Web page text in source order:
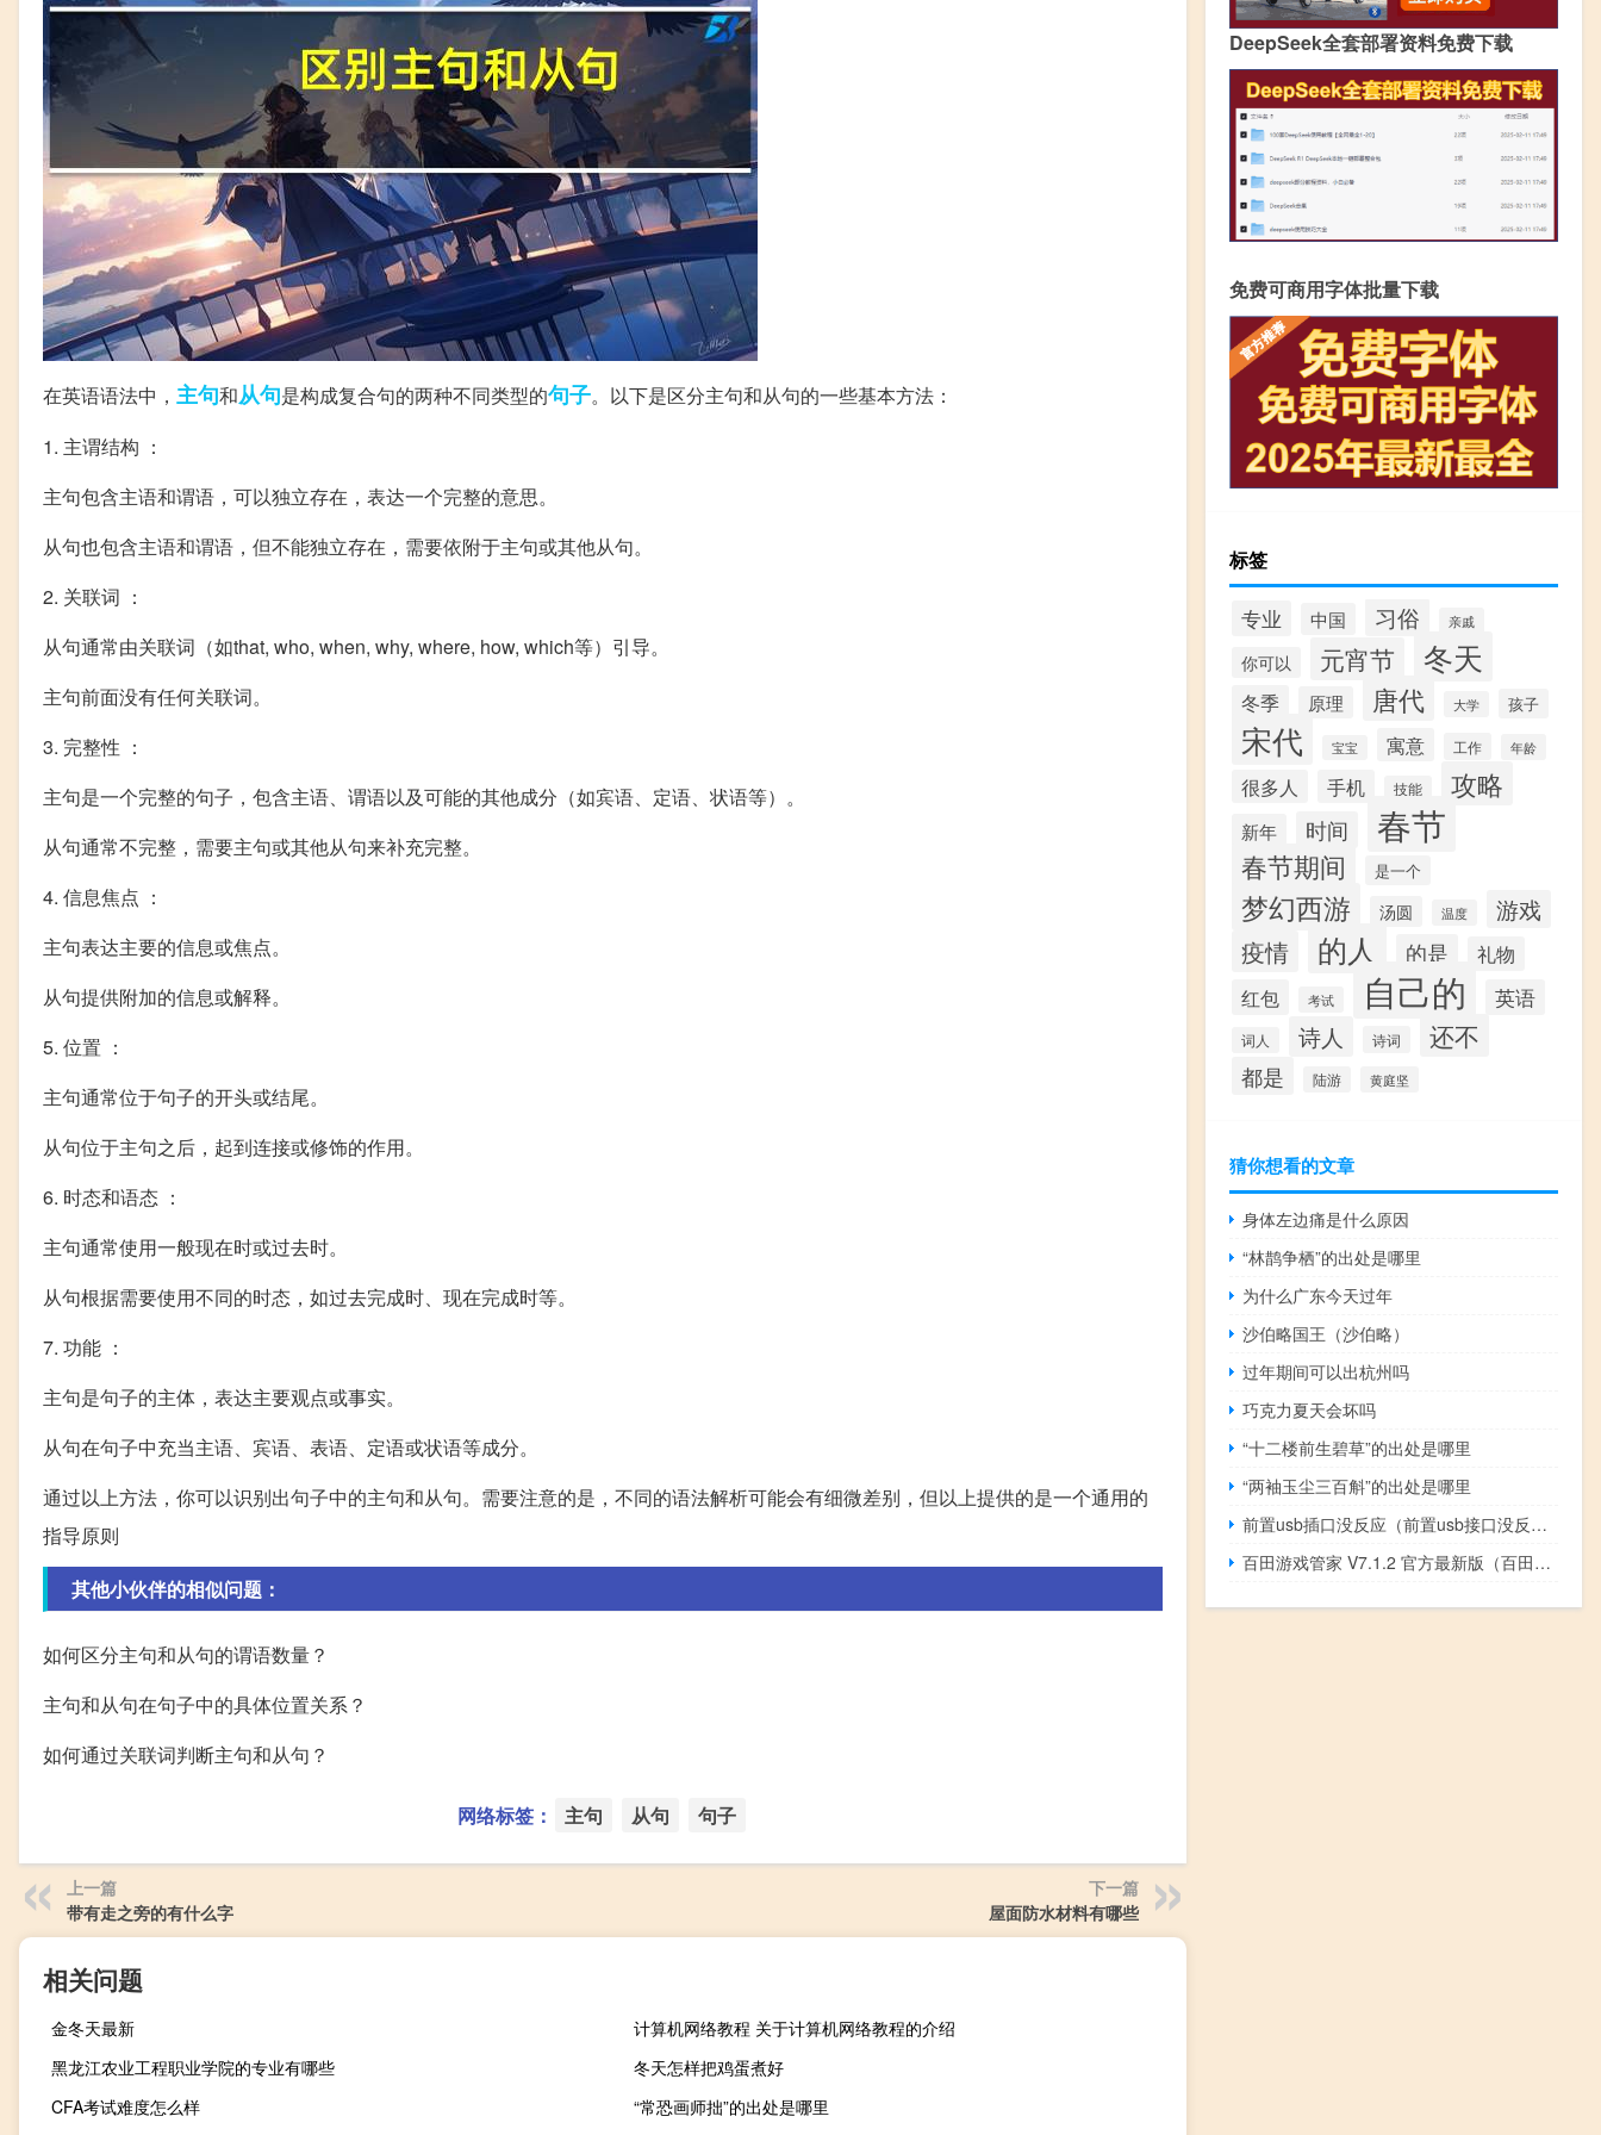
在英语语法中， 主句和从句是构成复合句的两种不同类型的句子。以下是区分主句和从句的一些基本方法：
1. 主谓结构 ：
主句包含主语和谓语，可以独立存在，表达一个完整的意思。
从句也包含主语和谓语，但不能独立存在，需要依附于主句或其他从句。
2. 关联词 ：
从句通常由关联词（如that, who, when, why, where, how, which等）引导。
主句前面没有任何关联词。
3. 完整性 ：
主句是一个完整的句子，包含主语、谓语以及可能的其他成分（如宾语、定语、状语等）。
从句通常不完整，需要主句或其他从句来补充完整。
4. 信息焦点 ：
主句表达主要的信息或焦点。
从句提供附加的信息或解释。
5. 位置 ：
主句通常位于句子的开头或结尾。
从句位于主句之后，起到连接或修饰的作用。
6. 时态和语态 ：
主句通常使用一般现在时或过去时。
从句根据需要使用不同的时态，如过去完成时、现在完成时等。
7. 功能 ：
主句是句子的主体，表达主要观点或事实。
从句在句子中充当主语、宾语、表语、定语或状语等成分。
通过以上方法，你可以识别出句子中的主句和从句。需要注意的是，不同的语法解析可能会有细微差别，但以上提供的是一个通用的
指导原则
其他小伙伴的相似问题：
如何区分主句和从句的谓语数量？
主句和从句在句子中的具体位置关系？
如何通过关联词判断主句和从句？
网络标签： 主句 从句 句子
上一篇
带有走之旁的有什么字
下一篇
屋面防水材料有哪些
相关问题
金冬天最新
计算机网络教程 关于计算机网络教程的介绍
黑龙江农业工程职业学院的专业有哪些
冬天怎样把鸡蛋煮好
CFA考试难度怎么样
“常恐画师拙”的出处是哪里
DeepSeek全套部署资料免费下载
免费可商用字体批量下载
标签
专业 中国 习俗 亲戚
你可以 元宵节 冬天
冬季 原理 唐代 大学 孩子
宋代 宝宝 寓意 工作 年龄
很多人 手机 技能 攻略
新年 时间 春节
春节期间 是一个
梦幻西游 汤圆 温度 游戏
疫情 的人 的是 礼物
红包 考试 自己的 英语
词人 诗人 诗词 还不
都是 陆游 黄庭坚
猜你想看的文章
身体左边痛是什么原因
“林鹊争栖”的出处是哪里
为什么广东今天过年
沙伯略国王（沙伯略）
过年期间可以出杭州吗
巧克力夏天会坏吗
“十二楼前生碧草”的出处是哪里
“两袖玉尘三百斛”的出处是哪里
前置usb插口没反应（前置usb接口没反应）
百田游戏管家 V7.1.2 官方最新版（百田游戏管家 V7.1.2 官方最新版功能简介）